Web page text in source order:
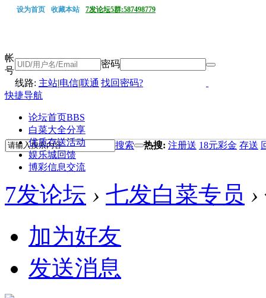
设为首页 收藏本站 7发论坛5群:587498779
帐
号
密码
线路: 主站|电信|联通 找回密码?
快捷导航
论坛首页BBS
白菜大全分享
优质存送活动
娱乐城回馈
博彩信息交流
搜索 热搜: 注册送 18元彩金 存送
7发论坛 › 七发白菜专员 ›
加为好友
发送消息